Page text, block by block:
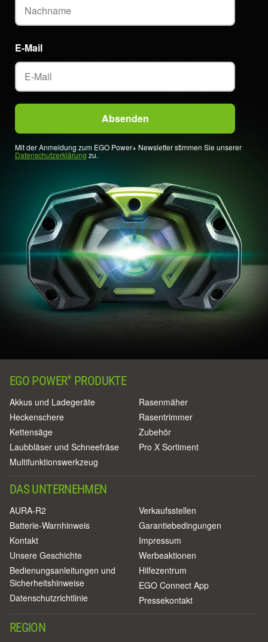
E-Mail
Mit der Anmeldung zum EGO Power+ Newsletter stimmen Sie unserer
Datenschutzerklärung zu.
EGO POWER+PRODUKTE
Akkus und Ladegeräte
Heckenschere
Kettensäge
Laubbläser und Schneefräse
Multifunktionswerkzeug
Rasenmäher
Rasentrimmer
Zubehör
Pro X Sortiment
DAS UNTERNEHMEN
AURA-R2
Batterie-Warnhinweis
Kontakt
Unsere Geschichte
Bedienungsanleitungen und
Sicherheitshinweise
Datenschutzrichtlinie
Verkaufsstellen
Garantiebedingungen
Impressum
Werbeaktionen
Hilfezentrum
EGO Connect App
Pressekontakt
REGION